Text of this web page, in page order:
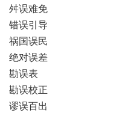
舛误难免
错误引导
祸国误民
绝对误差
勘误表
勘误校正
谬误百出